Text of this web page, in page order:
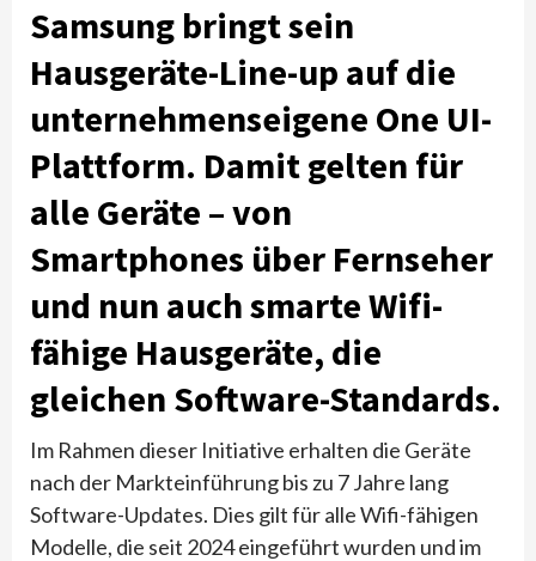
Samsung bringt sein
Hausgeräte-Line-up auf die
unternehmenseigene One UI-
Plattform. Damit gelten für
alle Geräte – von
Smartphones über Fernseher
und nun auch smarte Wifi-
fähige Hausgeräte, die
gleichen Software-Standards.
Im Rahmen dieser Initiative erhalten die Geräte
nach der Markteinführung bis zu 7 Jahre lang
Software-Updates. Dies gilt für alle Wifi-fähigen
Modelle, die seit 2024 eingeführt wurden und im